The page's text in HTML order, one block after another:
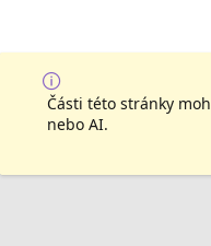
Části této stránky
nebo AI.